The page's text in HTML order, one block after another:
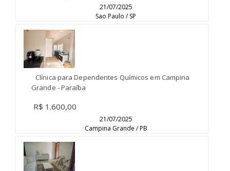
21/07/2025
Sao Paulo / SP
Clínica para Dependentes Químicos em Campina
Grande - Paraíba
R$ 1.600,00
21/07/2025
Campina Grande / PB